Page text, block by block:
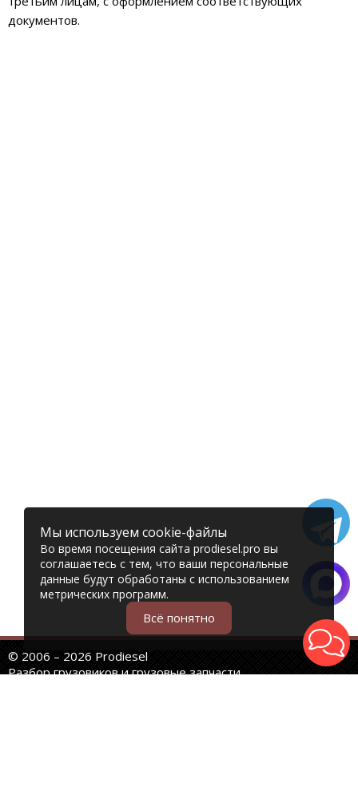
документов.
© 2006 – 2026 Prodiesel
Разбор грузовиков и грузовые запчасти
Мы используем cookie-файлы
Во время посещения сайта prodiesel.pro вы
соглашаетесь с тем, что ваши персональные
данные будут обработаны с использованием
метрических программ.
Всё понятно